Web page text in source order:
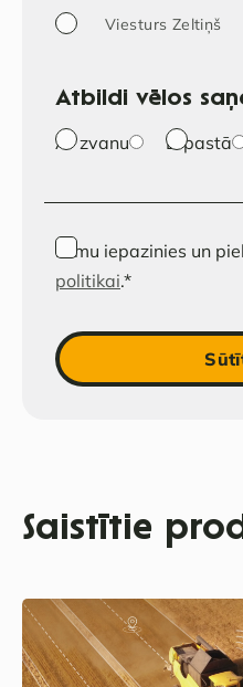
Viesturs Zeltiņš
Atbildi vēlos
Ar zvanu E-pastā
Esmu iepazinies un
politikai.*
Saistītie